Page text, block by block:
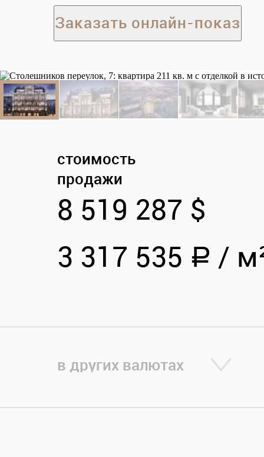
Заказать онлайн-показ
стоимость
продажи
8 519 287 $
3 317 535 a /
в других валютах